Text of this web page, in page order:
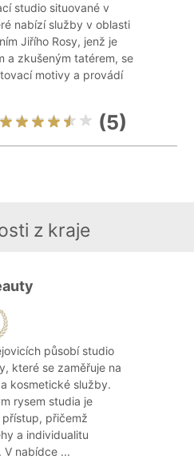
studio situované v
nabízí služby v oblasti
Jiřího Rosy, jenž je
a zkušeným tatérem, se
motivy a provádí
(5)
z kraje
působí studio
které se zaměřuje na
kosmetické služby.
rysem studia je
přičemž
a individualitu
V nabídce ...